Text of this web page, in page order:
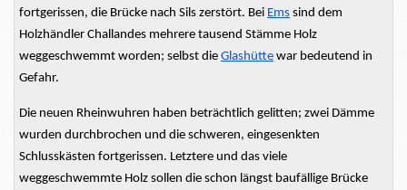
fortgerissen, die Brücke nach Sils zerstört. Bei Ems sind dem
Holzhändler Challandes mehrere tausend Stämme Holz
weggeschwemmt worden; selbst die Glashütte war bedeutend in
Gefahr.
Die neuen Rheinwuhren haben beträchtlich gelitten; zwei Dämme
wurden durchbrochen und die schweren, eingesenkten
Schlusskästen fortgerissen. Letztere und das viele
weggeschwemmte Holz sollen die schon längst baufällige Brücke